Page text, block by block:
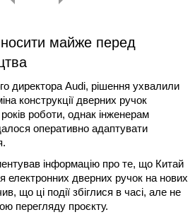
майже перед
директора Audi, рішення ухвалили
конструкції дверних ручок
роботи, однак інженерам
оперативно адаптувати
інформацію про те, що Китай
електронних дверних ручок на нових
що ці події збіглися в часі, але не
перегляду проєкту.